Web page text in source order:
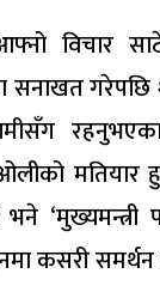
विचार
सनाखत
रहनुभएका
मतियार
‘मुख्यमन्त्री
कसरी समर्थन